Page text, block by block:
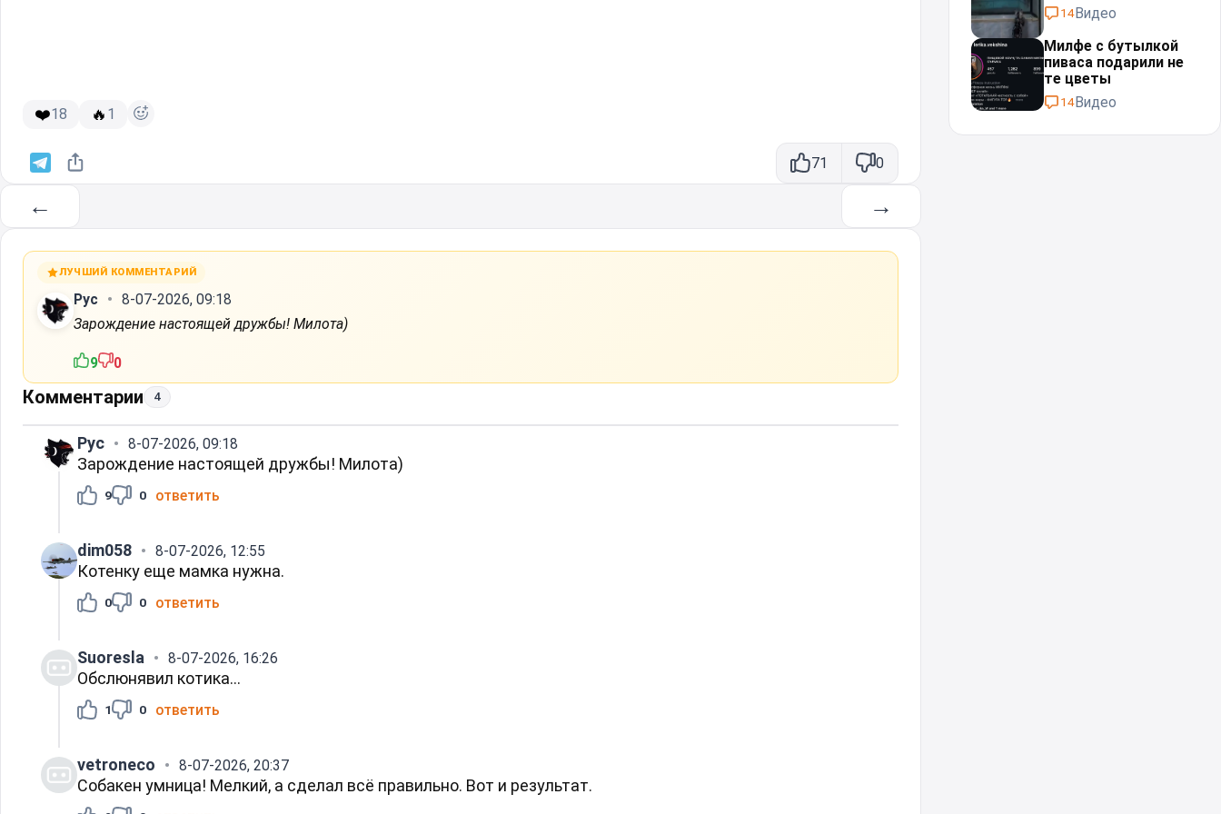
❤️18 🔥 1
71 0
← →
ЛУЧШИЙ КОММЕНТАРИЙ
Рус
8-07-2026, 09:18
Зарождение настоящей дружбы! Милота)
9 0
Комментарии 4
Рус 8-07-2026, 09:18
Зарождение настоящей дружбы! Милота)
9 0 ответить
dim058 8-07-2026, 12:55
Котенку еще мамка нужна.
0 0 ответить
Suoresla 8-07-2026, 16:26
Обслюнявил котика...
1 0 ответить
vetroneco 8-07-2026, 20:37
Собакен умница! Мелкий, а сделал всё правильно. Вот и результат.
14Видео
Милфе с бутылкой
пиваса подарили не
те цветы
14Видео